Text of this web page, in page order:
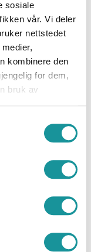
sosiale
vår. Vi deler
nettstedet
kombinere den
for dem,
bruk av
og led) –
8 prøver til
inne (satt opp
å falle og sikre
sikring godt.
lett og